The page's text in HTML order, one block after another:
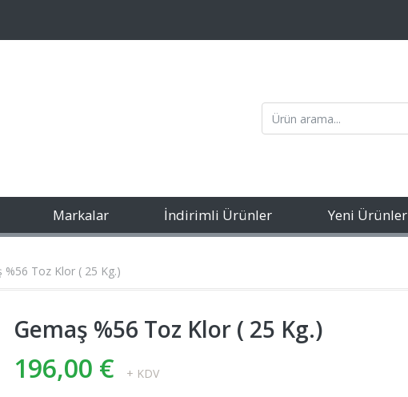
Markalar İndirimli Ürünler Yeni Ürünler
%56 Toz Klor ( 25 Kg.)
Gemaş %56 Toz Klor ( 25 Kg.)
196,00 € + KDV